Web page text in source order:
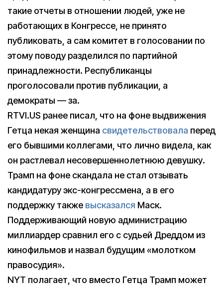
такие отчеты в отношении людей, уже не
работающих в Конгрессе, не принято
публиковать, а сам комитет в голосовании по
этому поводу разделился по партийной
принадлежности. Республиканцы
проголосовали против публикации, а
демократы — за.
RTVI.US ранее писал, что на фоне выдвижения
Гетца некая женщина свидетельствовала перед
его бывшими коллегами, что лично видела, как
он растлевал несовершеннолетнюю девушку.
Трамп на фоне скандала не стал отзывать
кандидатуру экс-конгрессмена, а в его
поддержку также высказался Маск.
Поддерживающий новую администрацию
миллиардер сравнил его с судьей Дреддом из
кинофильмов и назвал будущим «молотком
правосудия».
NYT полагает, что вместо Гетца Трамп может